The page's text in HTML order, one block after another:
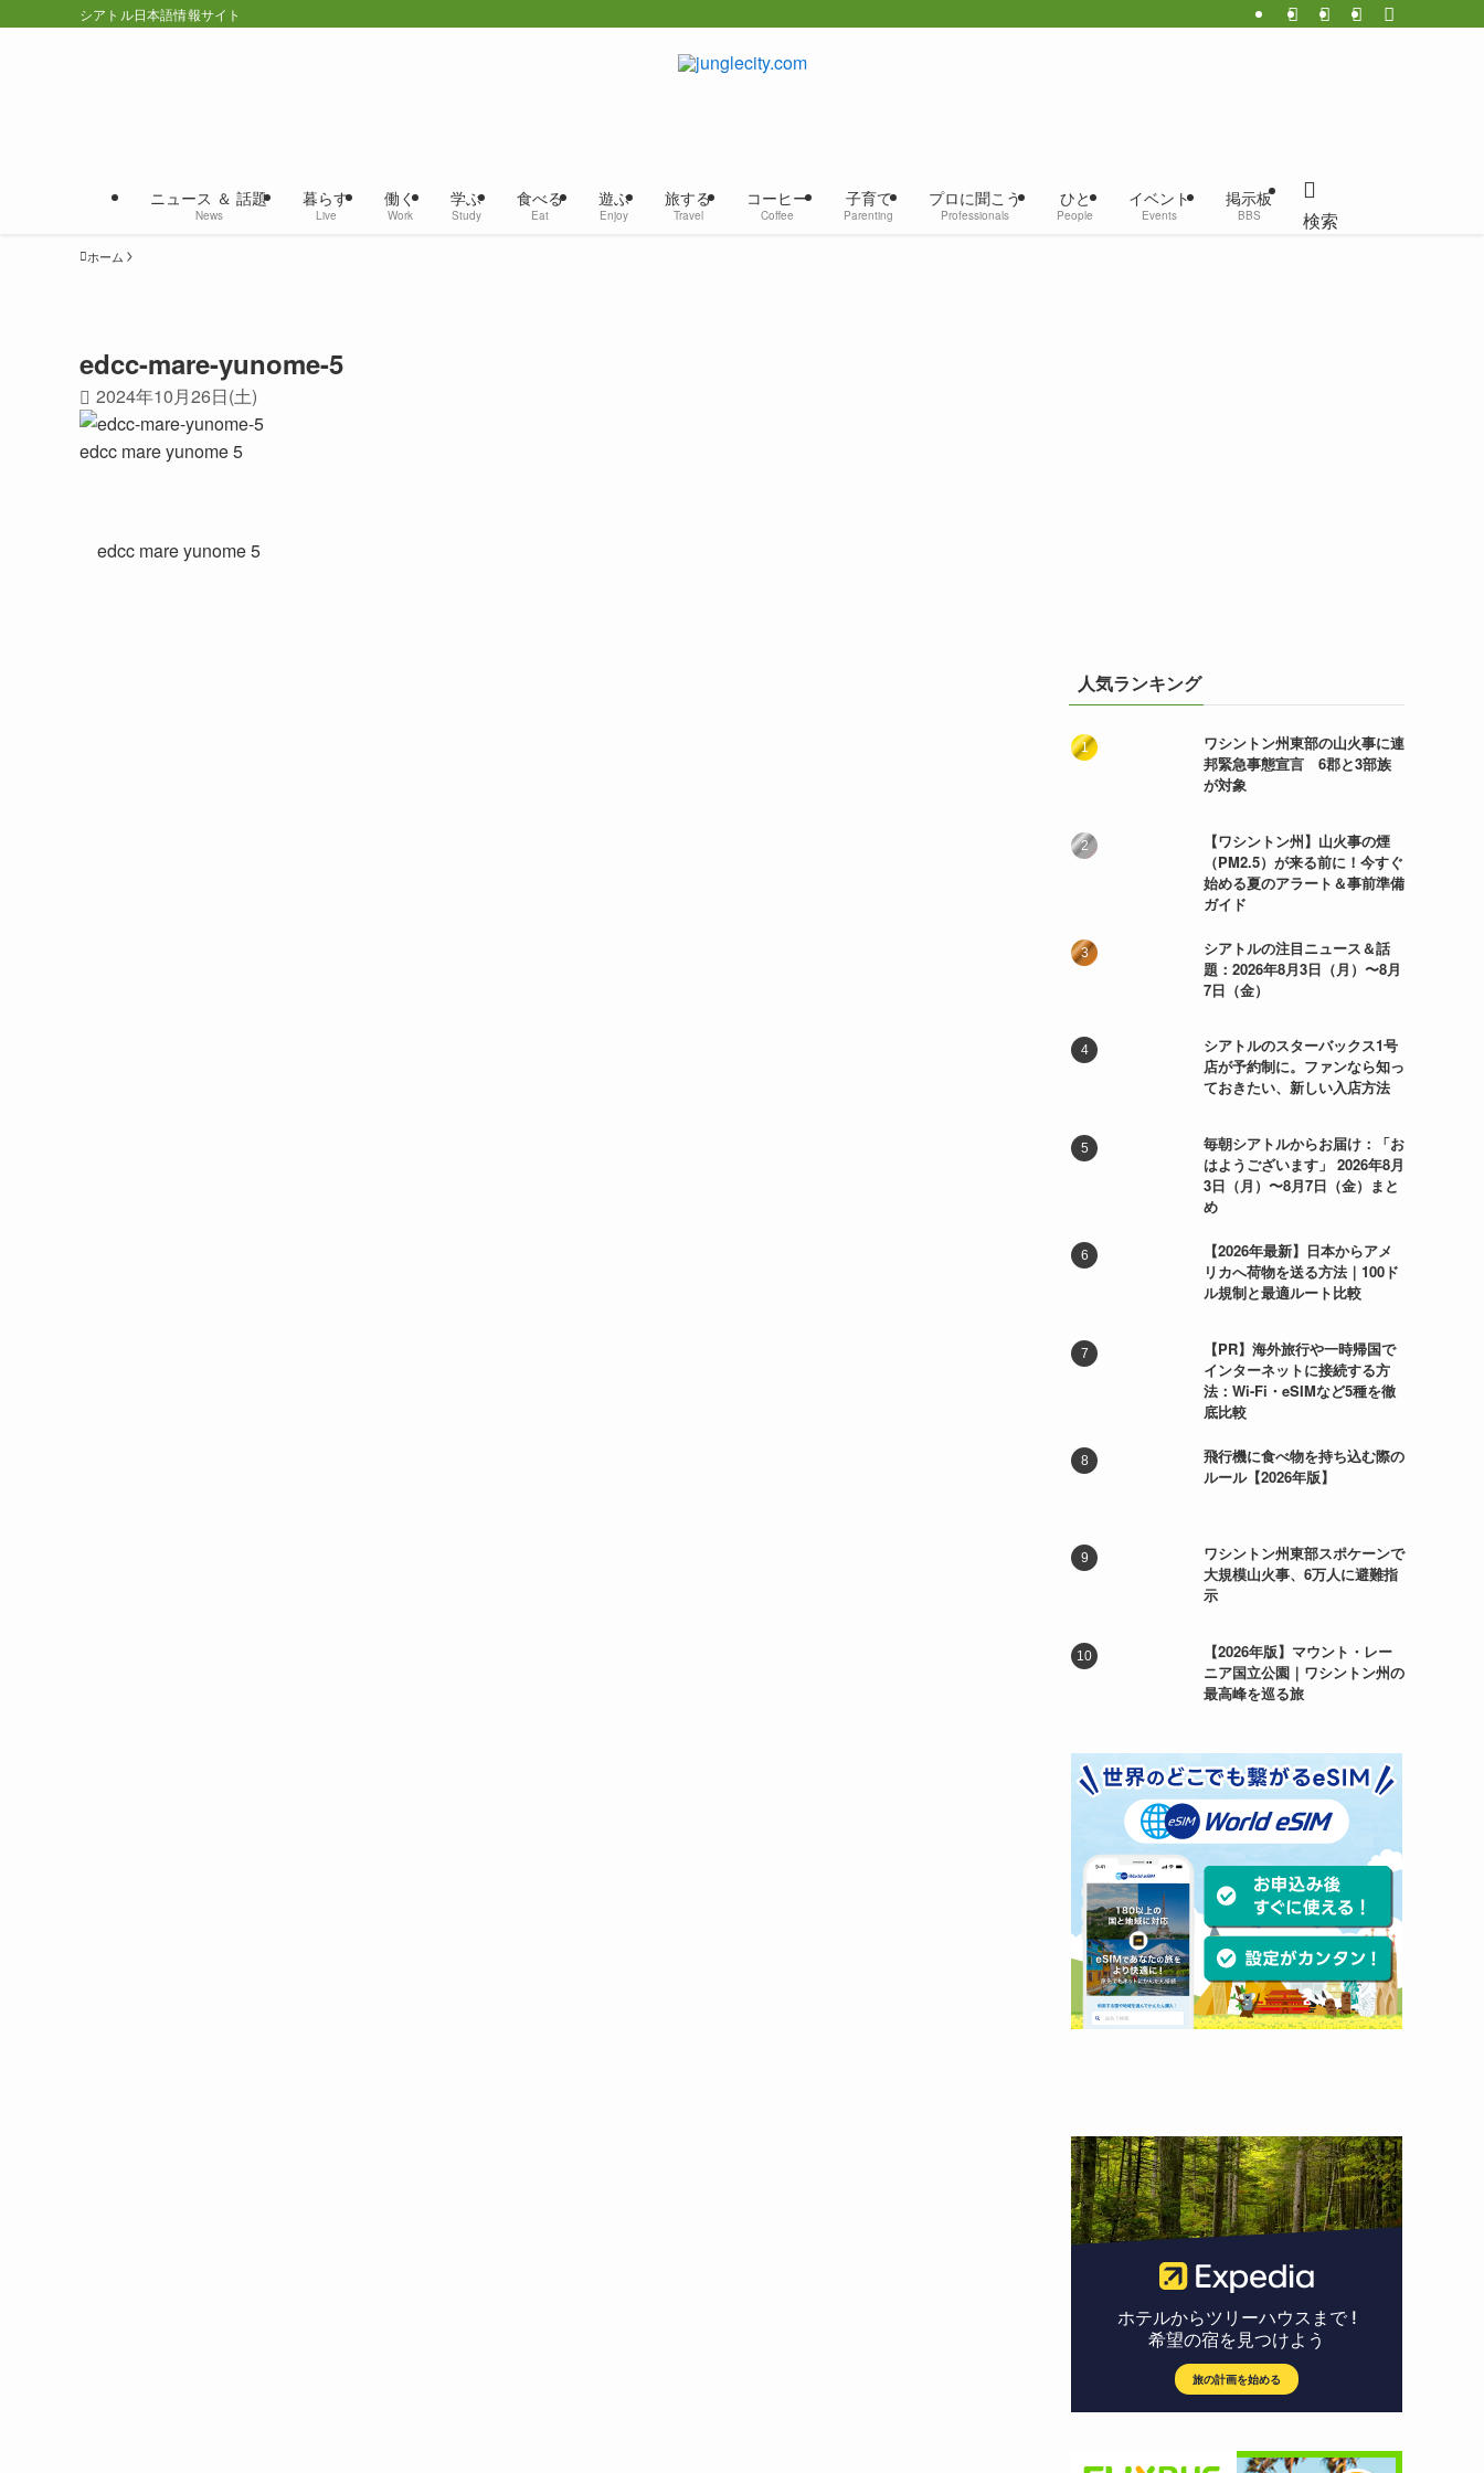
シアトル日本語情報サイト
ニュース ＆ 話題
News
暮らす
Live
働く
Work
学ぶ
Study
食べる
Eat
遊ぶ
Enjoy
旅する
Travel
コーヒー
Coffee
子育て
Parenting
プロに聞こう
Professionals
ひと
People
イベント
Events
掲示板
BBS 検索
ホーム
edcc-mare-yunome-5
2024年10月26日(土)
edcc mare yunome 5
edcc mare yunome 5
人気ランキング
ワシントン州東部の山火事に連
邦緊急事態宣言 6郡と3部族
が対象
【ワシントン州】山火事の煙
（PM2.5）が来る前に！今すぐ
始める夏のアラート＆事前準備
ガイド
シアトルの注目ニュース＆話
題：2026年8月3日（月）〜8月
7日（金）
シアトルのスターバックス1号
店が予約制に。ファンなら知っ
ておきたい、新しい入店方法
毎朝シアトルからお届け：「お
はようございます」 2026年8月
3日（月）〜8月7日（金）まと
め
【2026年最新】日本からアメ
リカへ荷物を送る方法｜100ド
ル規制と最適ルート比較
【PR】海外旅行や一時帰国で
インターネットに接続する方
法：Wi-Fi・eSIMなど5種を徹
底比較
飛行機に食べ物を持ち込む際の
ルール【2026年版】
ワシントン州東部スポケーンで
大規模山火事、6万人に避難指
示
【2026年版】マウント・レー
ニア国立公園｜ワシントン州の
最高峰を巡る旅